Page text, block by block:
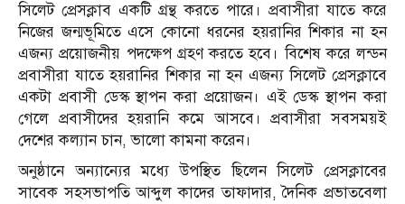
সিলেট প্রেসক্লাব একটি গ্রন্থ করতে পারে। প্রবাসীরা যাতে করে
নিজের জন্মভূমিতে এসে কোনো ধরনের হয়রানির শিকার না হন
এজন্য প্রয়োজনীয় পদক্ষেপ গ্রহণ করতে হবে। বিশেষ করে লন্ডন
প্রবাসীরা যাতে হয়রানির শিকার না হন এজন্য সিলেট প্রেসক্লাবে
একটা প্রবাসী ডেস্ক স্থাপন করা প্রয়োজন। এই ডেস্ক স্থাপন করা
গেলে প্রবাসীদের হয়রানি কমে আসবে। প্রবাসীরা সবসময়ই
দেশের কল্যান চান, ভালো কামনা করেন।
অনুষ্ঠানে অন্যান্যের মধ্যে উপস্থিত ছিলেন সিলেট প্রেসক্লাবের
সাবেক সহসভাপতি আব্দুল কাদের তাফাদার, দৈনিক প্রভাতবেলা